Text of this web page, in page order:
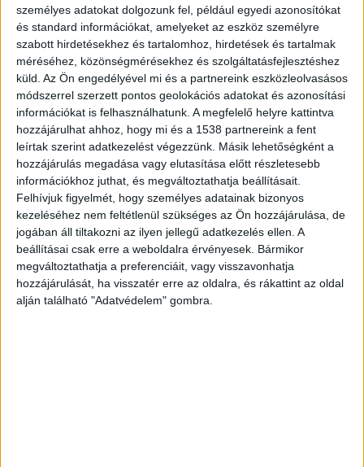
személyes adatokat dolgozunk fel, például egyedi azonosítókat
és standard információkat, amelyeket az eszköz személyre
szabott hirdetésekhez és tartalomhoz, hirdetések és tartalmak
méréséhez, közönségmérésekhez és szolgáltatásfejlesztéshez
küld. Az Ön engedélyével mi és a partnereink eszközleolvasásos
módszerrel szerzett pontos geolokációs adatokat és azonosítási
információkat is felhasználhatunk. A megfelelő helyre kattintva
hozzájárulhat ahhoz, hogy mi és a 1538 partnereink a fent
leírtak szerint adatkezelést végezzünk. Másik lehetőségként a
hozzájárulás megadása vagy elutasítása előtt részletesebb
információkhoz juthat, és megváltoztathatja beállításait.
Felhívjuk figyelmét, hogy személyes adatainak bizonyos
kezeléséhez nem feltétlenül szükséges az Ön hozzájárulása, de
jogában áll tiltakozni az ilyen jellegű adatkezelés ellen. A
beállításai csak erre a weboldalra érvényesek. Bármikor
megváltoztathatja a preferenciáit, vagy visszavonhatja
hozzájárulását, ha visszatér erre az oldalra, és rákattint az oldal
alján található "Adatvédelem" gombra.
Uniós milliárdokból szépül meg
A budapesti városvezetés által régóta áhított
aranykor nyitánya lehet az a hatalmas fejlesztési
hullám, amely a sikeresen hazahozott és
megmentett európai uniós forrásokból
valósulhat meg. Bár a legutóbbi választások előtt
az elképzelések még csak a Nyugati tér
felszínének egyszerűbb rendezéséről szóltak, az
Orbán-kormány leváltása után szintet lépett a
projekt. A főváros engedélyt adott a Budapesti
Közlekedési Központnak (BKK) a pesti fonódó
villamosprojekt opciós terveinek lehívására, így a